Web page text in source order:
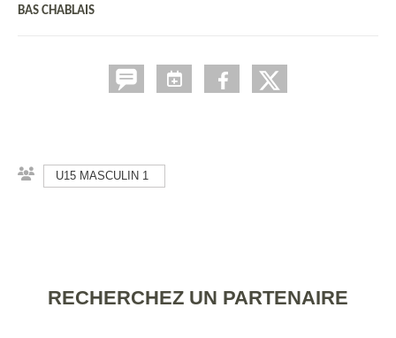
BAS CHABLAIS
U15 MASCULIN 1
RECHERCHEZ UN PARTENAIRE